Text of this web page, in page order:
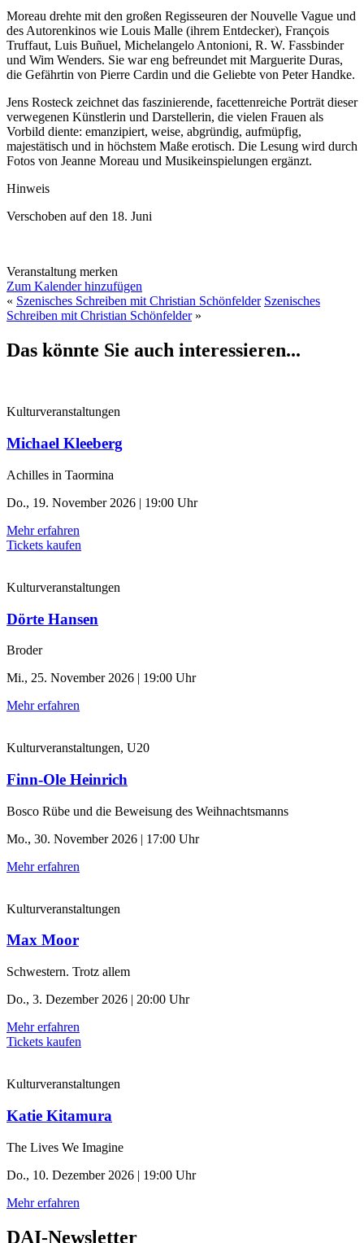
Moreau drehte mit den großen Regisseuren der Nouvelle Vague und
des Autorenkinos wie Louis Malle (ihrem Entdecker), François
Truffaut, Luis Buñuel, Michelangelo Antonioni, R. W. Fassbinder
und Wim Wenders. Sie war eng befreundet mit Marguerite Duras,
die Gefährtin von Pierre Cardin und die Geliebte von Peter Handke.
Jens Rosteck zeichnet das faszinierende, facettenreiche Porträt dieser
verwegenen Künstlerin und Darstellerin, die vielen Frauen als
Vorbild diente: emanzipiert, weise, abgründig, aufmüpfig,
majestätisch und in höchstem Maße erotisch. Die Lesung wird durch
Fotos von Jeanne Moreau und Musikeinspielungen ergänzt.
Hinweis
Verschoben auf den 18. Juni
Veranstaltung merken
Zum Kalender hinzufügen
« Szenisches Schreiben mit Christian Schönfelder Szenisches
Schreiben mit Christian Schönfelder»
Das könnte Sie auch interessieren...
Kulturveranstaltungen
Michael Kleeberg
Achilles in Taormina
Do., 19. November 2026 | 19:00 Uhr
Mehr erfahren
Tickets kaufen
Kulturveranstaltungen
Dörte Hansen
Broder
Mi., 25. November 2026 | 19:00 Uhr
Mehr erfahren
Kulturveranstaltungen, U20
Finn-Ole Heinrich
Bosco Rübe und die Beweisung des Weihnachtsmanns
Mo., 30. November 2026 | 17:00 Uhr
Mehr erfahren
Kulturveranstaltungen
Max Moor
Schwestern. Trotz allem
Do., 3. Dezember 2026 | 20:00 Uhr
Mehr erfahren
Tickets kaufen
Kulturveranstaltungen
Katie Kitamura
The Lives We Imagine
Do., 10. Dezember 2026 | 19:00 Uhr
Mehr erfahren
DAI-Newsletter